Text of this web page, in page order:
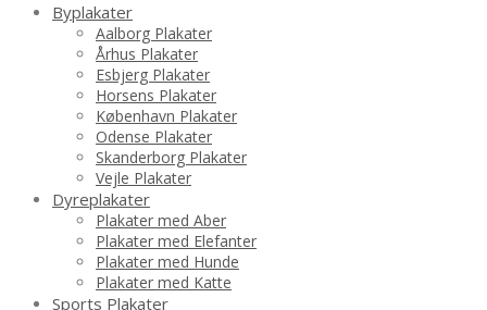
Byplakater
Aalborg Plakater
Århus Plakater
Esbjerg Plakater
Horsens Plakater
København Plakater
Odense Plakater
Skanderborg Plakater
Vejle Plakater
Dyreplakater
Plakater med Aber
Plakater med Elefanter
Plakater med Hunde
Plakater med Katte
Sports Plakater